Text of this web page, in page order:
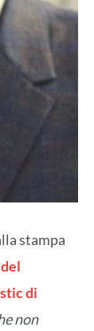
stampa
di
non